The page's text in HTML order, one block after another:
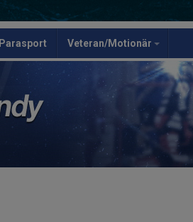
Parasport Veteran/Motionär